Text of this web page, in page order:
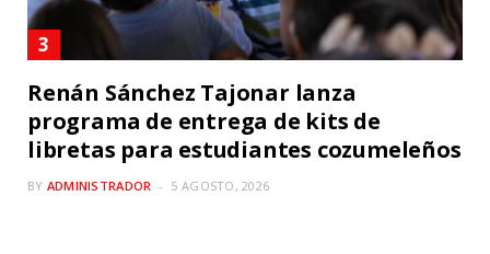
Renán Sánchez Tajonar lanza
programa de entrega de kits de
libretas para estudiantes cozumeleños
BY ADMINISTRADOR 5 AGOSTO, 2026